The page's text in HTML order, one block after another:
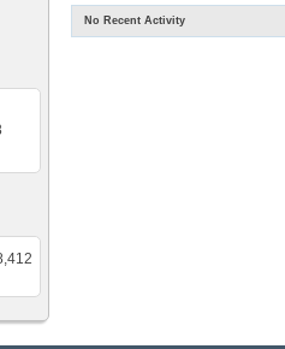
No Recent Activity